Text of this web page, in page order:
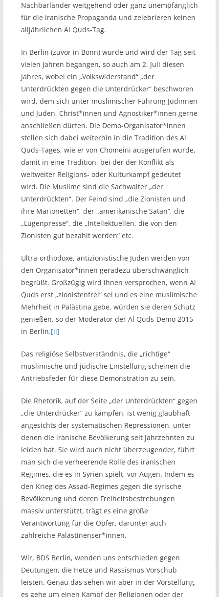
Nachbarländer weitgehend oder ganz unempfänglich
für die iranische Propaganda und zelebrieren keinen
alljährlichen Al Quds-Tag.
In Berlin (zuvor in Bonn) wurde und wird der Tag seit
vielen Jahren begangen, so auch am 2. Juli diesen
Jahres, wobei ein „Volkswiderstand“ „der
Unterdrückten gegen die Unterdrücker“ beschworen
wird, dem sich unter muslimischer Führung Jüdinnen
und Juden, Christ*innen und Agnostiker*innen gerne
anschließen dürfen. Die Demo-Organisator*innen
stellen sich dabei weiterhin in die Tradition des Al
Quds-Tages, wie er von Chomeini ausgerufen wurde,
damit in eine Tradition, bei der der Konflikt als
weltweiter Religions- oder Kulturkampf gedeutet
wird. Die Muslime sind die Sachwalter „der
Unterdrückten“. Der Feind sind „die Zionisten und
ihre Marionetten“, der „amerikanische Satan“, die
„Lügenpresse“, die „Intellektuellen, die von den
Zionisten gut bezahlt werden“ etc.
Ultra-orthodoxe, antizionistische Juden werden von
den Organisator*innen geradezu überschwänglich
begrüßt. Großzügig wird ihnen versprochen, wenn Al
Quds erst „zionistenfrei“ sei und es eine muslimische
Mehrheit in Palästina gebe, würden sie deren Schutz
genießen, so der Moderator der Al Quds-Demo 2015
in Berlin.[ii]
Das religiöse Selbstverständnis, die „richtige“
muslimische und jüdische Einstellung scheinen die
Antriebsfeder für diese Demonstration zu sein.
Die Rhetorik, auf der Seite „der Unterdrückten“ gegen
„die Unterdrücker“ zu kämpfen, ist wenig glaubhaft
angesichts der systematischen Repressionen, unter
denen die iranische Bevölkerung seit Jahrzehnten zu
leiden hat. Sie wird auch nicht überzeugender, führt
man sich die verheerende Rolle des iranischen
Regimes, die es in Syrien spielt, vor Augen. Indem es
den Krieg des Assad-Regimes gegen die syrische
Bevölkerung und deren Freiheitsbestrebungen
massiv unterstützt, trägt es eine große
Verantwortung für die Opfer, darunter auch
zahlreiche Palästinenser*innen.
Wir, BDS Berlin, wenden uns entschieden gegen
Deutungen, die Hetze und Rassismus Vorschub
leisten. Genau das sehen wir aber in der Vorstellung,
es gehe um einen Kampf der Religionen oder der